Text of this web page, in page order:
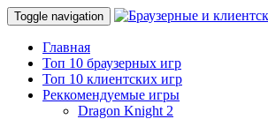
Toggle navigation
Главная
Топ 10 браузерных игр
Топ 10 клиентских игр
Реккомендуемые игры
Dragon Knight 2